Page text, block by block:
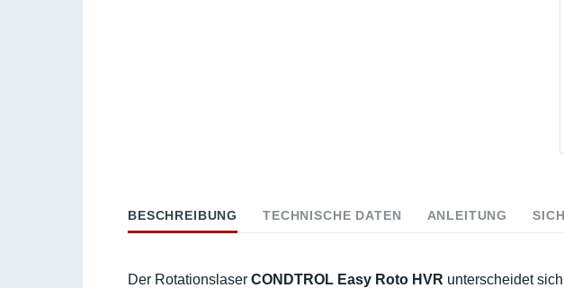
BESCHREIBUNG TECHNISCHE DATEN ANLEITUNG
Der Rotationslaser CONDTROL Easy Roto HVR unterscheidet